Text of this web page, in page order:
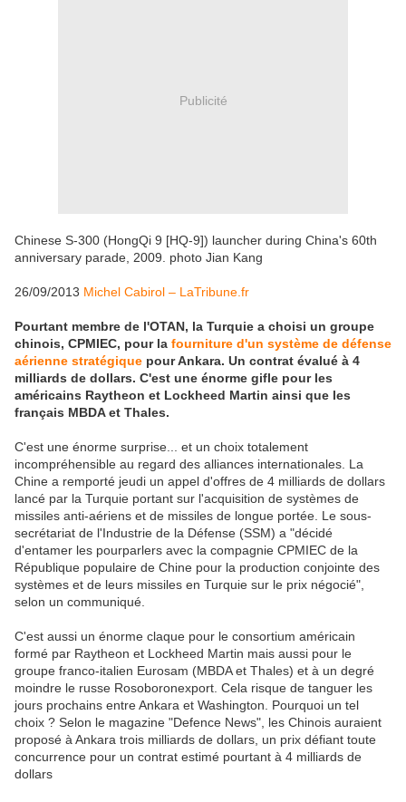
Publicité
Chinese S-300 (HongQi 9 [HQ-9]) launcher during China's 60th
anniversary parade, 2009. photo Jian Kang
26/09/2013 Michel Cabirol – LaTribune.fr
Pourtant membre de l'OTAN, la Turquie a choisi un groupe
chinois, CPMIEC, pour la fourniture d'un système de défense
aérienne stratégique pour Ankara. Un contrat évalué à 4
milliards de dollars. C'est une énorme gifle pour les
américains Raytheon et Lockheed Martin ainsi que les
français MBDA et Thales.
C'est une énorme surprise... et un choix totalement
incompréhensible au regard des alliances internationales. La
Chine a remporté jeudi un appel d'offres de 4 milliards de dollars
lancé par la Turquie portant sur l'acquisition de systèmes de
missiles anti-aériens et de missiles de longue portée. Le sous-
secrétariat de l'Industrie de la Défense (SSM) a "décidé
d'entamer les pourparlers avec la compagnie CPMIEC de la
République populaire de Chine pour la production conjointe des
systèmes et de leurs missiles en Turquie sur le prix négocié",
selon un communiqué.
C'est aussi un énorme claque pour le consortium américain
formé par Raytheon et Lockheed Martin mais aussi pour le
groupe franco-italien Eurosam (MBDA et Thales) et à un degré
moindre le russe Rosoboronexport. Cela risque de tanguer les
jours prochains entre Ankara et Washington. Pourquoi un tel
choix ? Selon le magazine "Defence News", les Chinois auraient
proposé à Ankara trois milliards de dollars, un prix défiant toute
concurrence pour un contrat estimé pourtant à 4 milliards de
dollars